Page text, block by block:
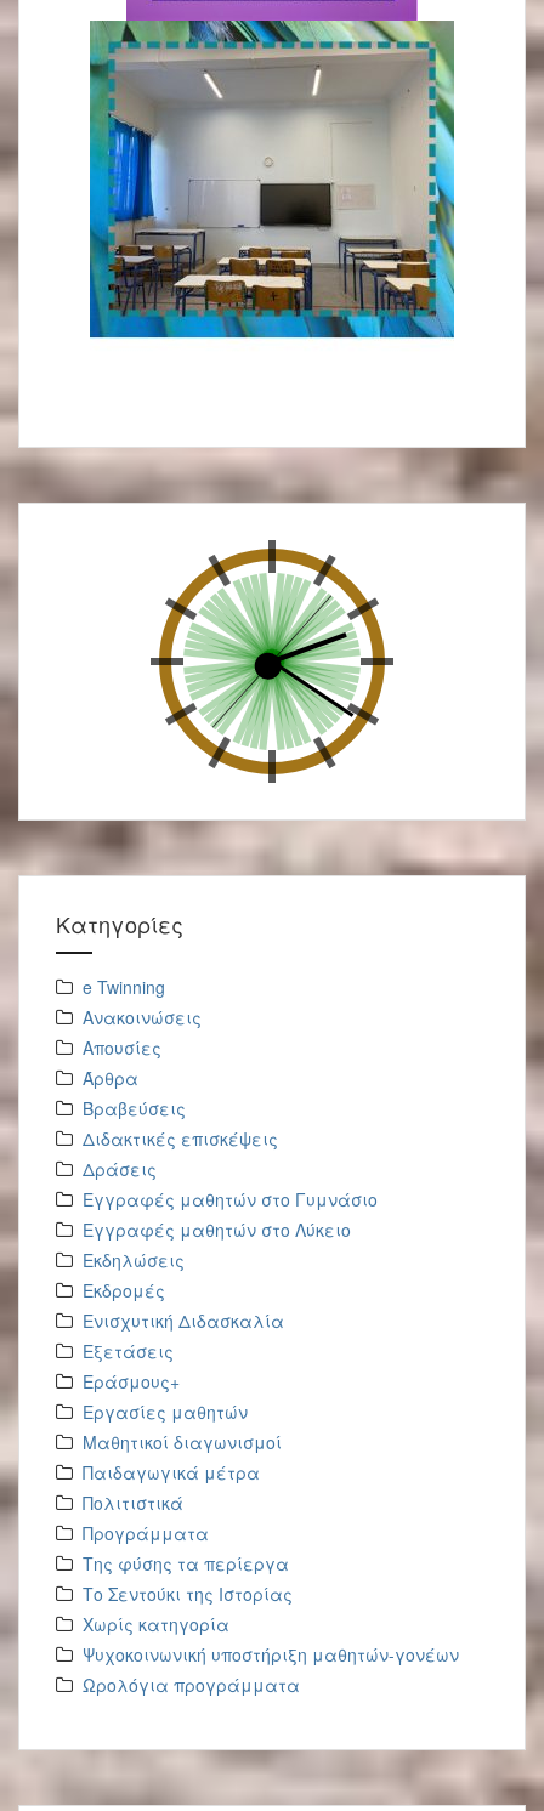
Kατηγορίες
e Twinning
Ανακοινώσεις
Απουσίες
Άρθρα
Βραβεύσεις
Διδακτικές επισκέψεις
Δράσεις
Εγγραφές μαθητών στο Γυμνάσιο
Εγγραφές μαθητών στο Λύκειο
Εκδηλώσεις
Εκδρομές
Ενισχυτική Διδασκαλία
Εξετάσεις
Εράσμους+
Εργασίες μαθητών
Μαθητικοί διαγωνισμοί
Παιδαγωγικά μέτρα
Πολιτιστικά
Προγράμματα
Της φύσης τα περίεργα
Το Σεντούκι της Ιστορίας
Χωρίς κατηγορία
Ψυχοκοινωνική υποστήριξη μαθητών-γονέων
Ωρολόγια προγράμματα